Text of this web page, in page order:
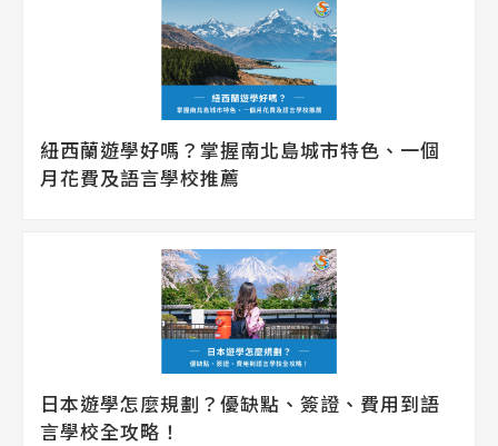
紐西蘭遊學好嗎？掌握南北島城市特色、一個
月花費及語言學校推薦
日本遊學怎麼規劃？優缺點、簽證、費用到語
言學校全攻略！